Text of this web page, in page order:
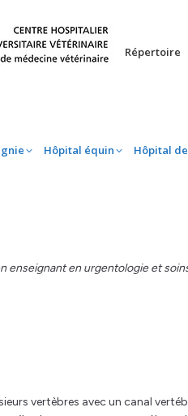
Répertoire
Hôpital équin Hôpital
enseignant en urgentologie et
vertèbres avec un canal
compagnie Hôpital équin